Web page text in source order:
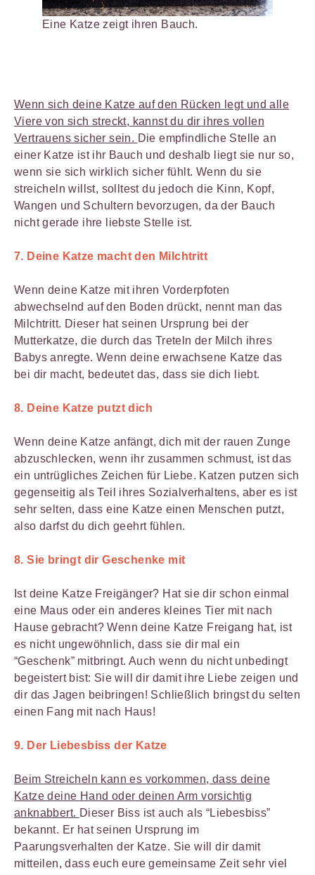
Eine Katze zeigt ihren Bauch.
Wenn sich deine Katze auf den Rücken legt und alle
Viere von sich streckt, kannst du dir ihres vollen
Vertrauens sicher sein. Die empfindliche Stelle an
einer Katze ist ihr Bauch und deshalb liegt sie nur so,
wenn sie sich wirklich sicher fühlt. Wenn du sie
streicheln willst, solltest du jedoch die Kinn, Kopf,
Wangen und Schultern bevorzugen, da der Bauch
nicht gerade ihre liebste Stelle ist.
7. Deine Katze macht den Milchtritt
Wenn deine Katze mit ihren Vorderpfoten
abwechselnd auf den Boden drückt, nennt man das
Milchtritt. Dieser hat seinen Ursprung bei der
Mutterkatze, die durch das Treteln der Milch ihres
Babys anregte. Wenn deine erwachsene Katze das
bei dir macht, bedeutet das, dass sie dich liebt.
8. Deine Katze putzt dich
Wenn deine Katze anfängt, dich mit der rauen Zunge
abzuschlecken, wenn ihr zusammen schmust, ist das
ein untrügliches Zeichen für Liebe. Katzen putzen sich
gegenseitig als Teil ihres Sozialverhaltens, aber es ist
sehr selten, dass eine Katze einen Menschen putzt,
also darfst du dich geehrt fühlen.
8. Sie bringt dir Geschenke mit
Ist deine Katze Freigänger? Hat sie dir schon einmal
eine Maus oder ein anderes kleines Tier mit nach
Hause gebracht? Wenn deine Katze Freigang hat, ist
es nicht ungewöhnlich, dass sie dir mal ein
“Geschenk” mitbringt. Auch wenn du nicht unbedingt
begeistert bist: Sie will dir damit ihre Liebe zeigen und
dir das Jagen beibringen! Schließlich bringst du selten
einen Fang mit nach Haus!
9. Der Liebesbiss der Katze
Beim Streicheln kann es vorkommen, dass deine
Katze deine Hand oder deinen Arm vorsichtig
anknabbert. Dieser Biss ist auch als “Liebesbiss”
bekannt. Er hat seinen Ursprung im
Paarungsverhalten der Katze. Sie will dir damit
mitteilen, dass euch eure gemeinsame Zeit sehr viel